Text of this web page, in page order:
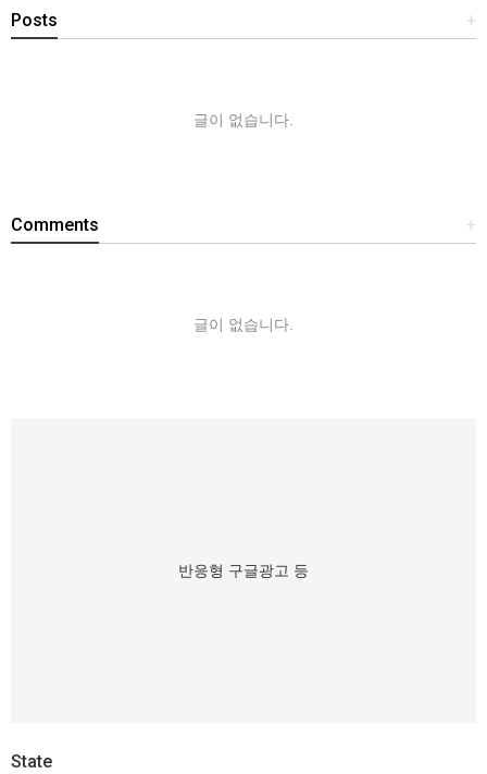
+
Posts
글이 없습니다.
+
Comments
글이 없습니다.
반응형 구글광고 등
State